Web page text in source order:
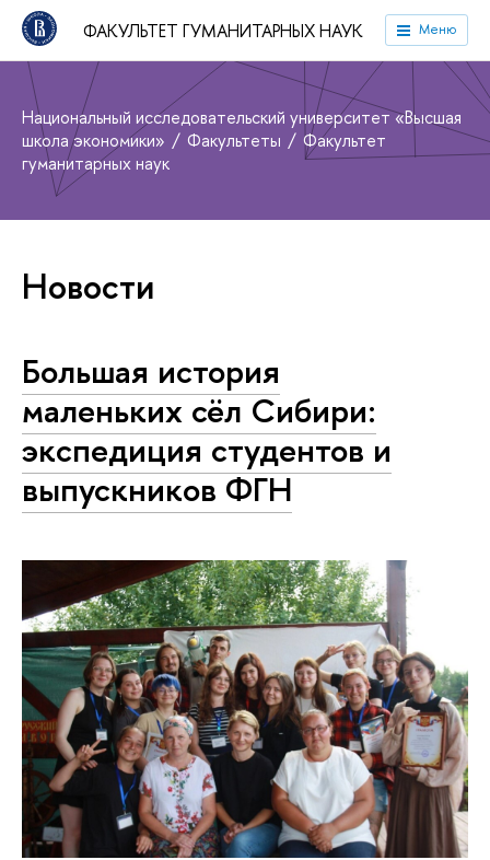
ФАКУЛЬТЕТ ГУМАНИТАРНЫХ НАУК Меню
Национальный исследовательский университет «Высшая
школа экономики»
Факультеты
Факультет
гуманитарных наук
Новости
Большая история
маленьких сёл Сибири:
экспедиция студентов и
выпускников ФГН